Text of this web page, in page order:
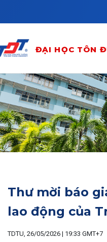
ĐẠI HỌC TÔN
Thư mời báo
lao động của
TDTU, 26/05/2026 | 19:33 GMT+7